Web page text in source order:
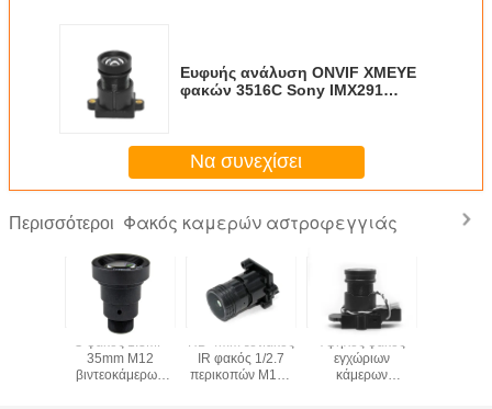
Ευφυής ανάλυση ONVIF XMEYE
φακών 3516C Sony IMX291
Να συνεχίσει
Περισσότεροι Φακός καμερών αστροφεγγιάς
Ο φακός 1.3MP
35mm M12
βιντεοκάμερων
HD 4mm εστιακός
IR φακός 1/2.7
περικοπών M16»
Υψηλός φακός
εγχώριων
κάμερων